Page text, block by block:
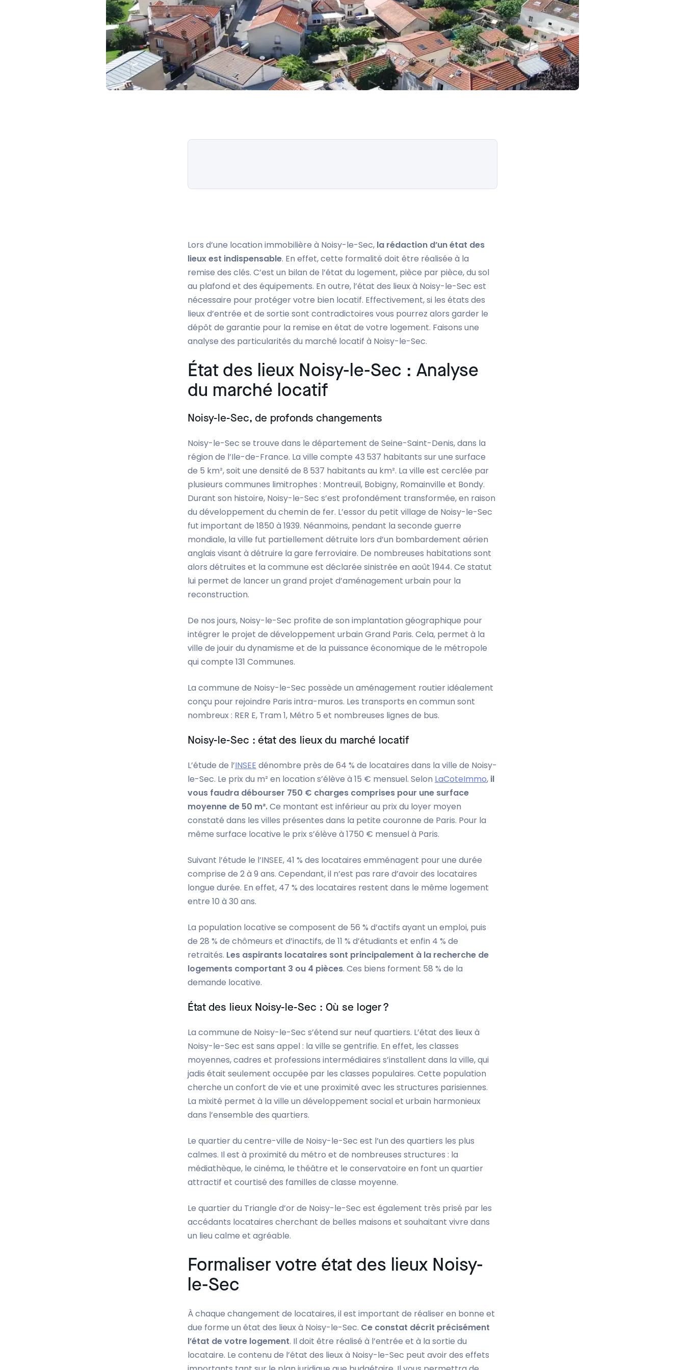
Lors d’une location immobilière à Noisy-le-Sec, la rédaction d’un état des
lieux est indispensable. En effet, cette formalité doit être réalisée à la
remise des clés. C’est un bilan de l’état du logement, pièce par pièce, du sol
au plafond et des équipements. En outre, l’état des lieux à Noisy-le-Sec est
nécessaire pour protéger votre bien locatif. Effectivement, si les états des
lieux d’entrée et de sortie sont contradictoires vous pourrez alors garder le
dépôt de garantie pour la remise en état de votre logement. Faisons une
analyse des particularités du marché locatif à Noisy-le-Sec.
État des lieux Noisy-le-Sec : Analyse
du marché locatif
Noisy-le-Sec, de profonds changements
Noisy-le-Sec se trouve dans le département de Seine-Saint-Denis, dans la
région de l’Ile-de-France. La ville compte 43 537 habitants sur une surface
de 5 km², soit une densité de 8 537 habitants au km². La ville est cerclée par
plusieurs communes limitrophes : Montreuil, Bobigny, Romainville et Bondy.
Durant son histoire, Noisy-le-Sec s’est profondément transformée, en raison
du développement du chemin de fer. L’essor du petit village de Noisy-le-Sec
fut important de 1850 à 1939. Néanmoins, pendant la seconde guerre
mondiale, la ville fut partiellement détruite lors d’un bombardement aérien
anglais visant à détruire la gare ferroviaire. De nombreuses habitations sont
alors détruites et la commune est déclarée sinistrée en août 1944. Ce statut
lui permet de lancer un grand projet d’aménagement urbain pour la
reconstruction.
De nos jours, Noisy-le-Sec profite de son implantation géographique pour
intégrer le projet de développement urbain Grand Paris. Cela, permet à la
ville de jouir du dynamisme et de la puissance économique de le métropole
qui compte 131 Communes.
La commune de Noisy-le-Sec possède un aménagement routier idéalement
conçu pour rejoindre Paris intra-muros. Les transports en commun sont
nombreux : RER E, Tram 1, Métro 5 et nombreuses lignes de bus.
Noisy-le-Sec : état des lieux du marché locatif
L’étude de l’INSEE dénombre près de 64 % de locataires dans la ville de Noisy-
le-Sec. Le prix du m² en location s’élève à 15 € mensuel. Selon LaCoteImmo, il
vous faudra débourser 750 € charges comprises pour une surface
moyenne de 50 m².Ce montant est inférieur au prix du loyer moyen
constaté dans les villes présentes dans la petite couronne de Paris. Pour la
même surface locative le prix s’élève à 1750 € mensuel à Paris.
Suivant l’étude le l’INSEE, 41 % des locataires emménagent pour une durée
comprise de 2 à 9 ans. Cependant, il n’est pas rare d’avoir des locataires
longue durée. En effet, 47 % des locataires restent dans le même logement
entre 10 à 30 ans.
La population locative se composent de 56 % d’actifs ayant un emploi, puis
de 28 % de chômeurs et d’inactifs, de 11 % d’étudiants et enfin 4 % de
retraités. Les aspirants locataires sont principalement à la recherche de
logements comportant 3 ou 4 pièces. Ces biens forment 58 % de la
demande locative.
État des lieux Noisy-le-Sec : Où se loger ?
La commune de Noisy-le-Sec s’étend sur neuf quartiers. L’état des lieux à
Noisy-le-Sec est sans appel : la ville se gentrifie. En effet, les classes
moyennes, cadres et professions intermédiaires s’installent dans la ville, qui
jadis était seulement occupée par les classes populaires. Cette population
cherche un confort de vie et une proximité avec les structures parisiennes.
La mixité permet à la ville un développement social et urbain harmonieux
dans l’ensemble des quartiers.
Le quartier du centre-ville de Noisy-le-Sec est l’un des quartiers les plus
calmes. Il est à proximité du métro et de nombreuses structures : la
médiathèque, le cinéma, le théâtre et le conservatoire en font un quartier
attractif et courtisé des familles de classe moyenne.
Le quartier du Triangle d’or de Noisy-le-Sec est également très prisé par les
accédants locataires cherchant de belles maisons et souhaitant vivre dans
un lieu calme et agréable.
Formaliser votre état des lieux Noisy-
le-Sec
À chaque changement de locataires, il est important de réaliser en bonne et
due forme un état des lieux à Noisy-le-Sec. Ce constat décrit précisément
l’état de votre logement. Il doit être réalisé à l’entrée et à la sortie du
locataire. Le contenu de l’état des lieux à Noisy-le-Sec peut avoir des effets